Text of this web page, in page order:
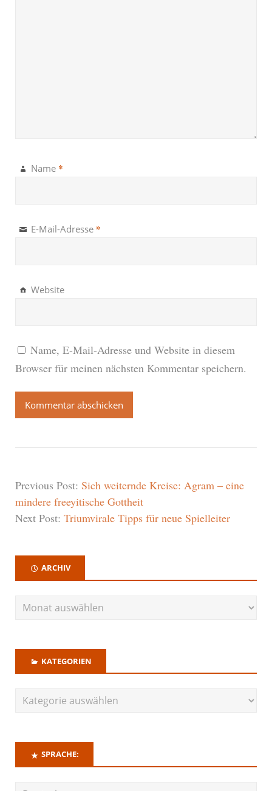
Name *
E-Mail-Adresse *
Website
Name, E-Mail-Adresse und Website in diesem
Browser für meinen nächsten Kommentar speichern.
Previous Post: Sich weiternde Kreise: Agram – eine
mindere freeyitische Gottheit
Next Post: Triumvirale Tipps für neue Spielleiter
ARCHIV
KATEGORIEN
SPRACHE: